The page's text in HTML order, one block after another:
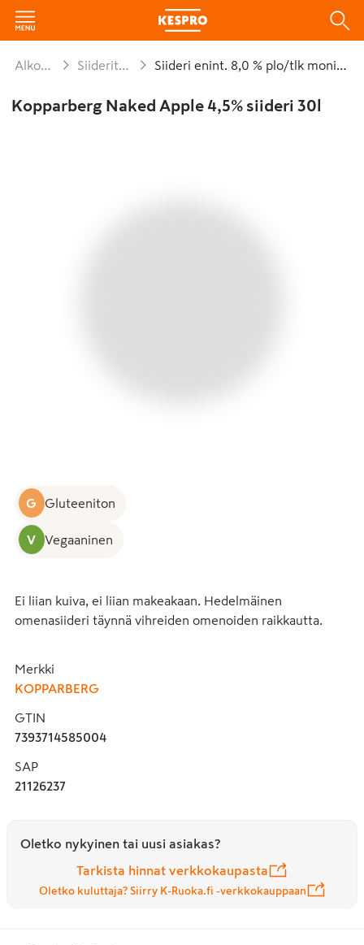
Alkoholijuomat Siiderit enint. 8,0 % Siideri enint. 8,0 % plo/tlk monipakkaus
Kopparberg Naked Apple 4,5% siideri 30l
G Gluteeniton
V Vegaaninen
Ei liian kuiva, ei liian makeakaan. Hedelmäinen
omenasiideri täynnä vihreiden omenoiden raikkautta.
Merkki
KOPPARBERG
GTIN
7393714585004
SAP
21126237
Oletko nykyinen tai uusi asiakas?
Tarkista hinnat verkkokaupasta
Oletko kuluttaja? Siirry K-Ruoka.fi -verkkokauppaan